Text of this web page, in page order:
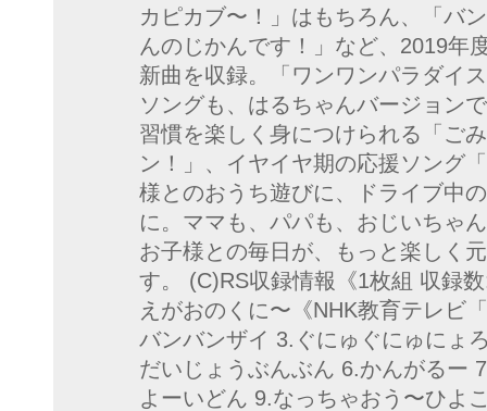
カピカブ〜！」はもちろん、「バ
んのじかんです！」など、2019年
新曲を収録。「ワンワンパラダイ
ソングも、はるちゃんバージョン
習慣を楽しく身につけられる「ご
ン！」、イヤイヤ期の応援ソング
様とのおうち遊びに、ドライブ中
に。ママも、パパも、おじいちゃ
お子様との毎日が、もっと楽しく
す。 (C)RS収録情報《1枚組 収録
えがおのくに〜《NHK教育テレビ
バンバンザイ 3.ぐにゅぐにゅにょ
だいじょうぶんぶん 6.かんがるー
よーいどん 9.なっちゃおう〜ひよ